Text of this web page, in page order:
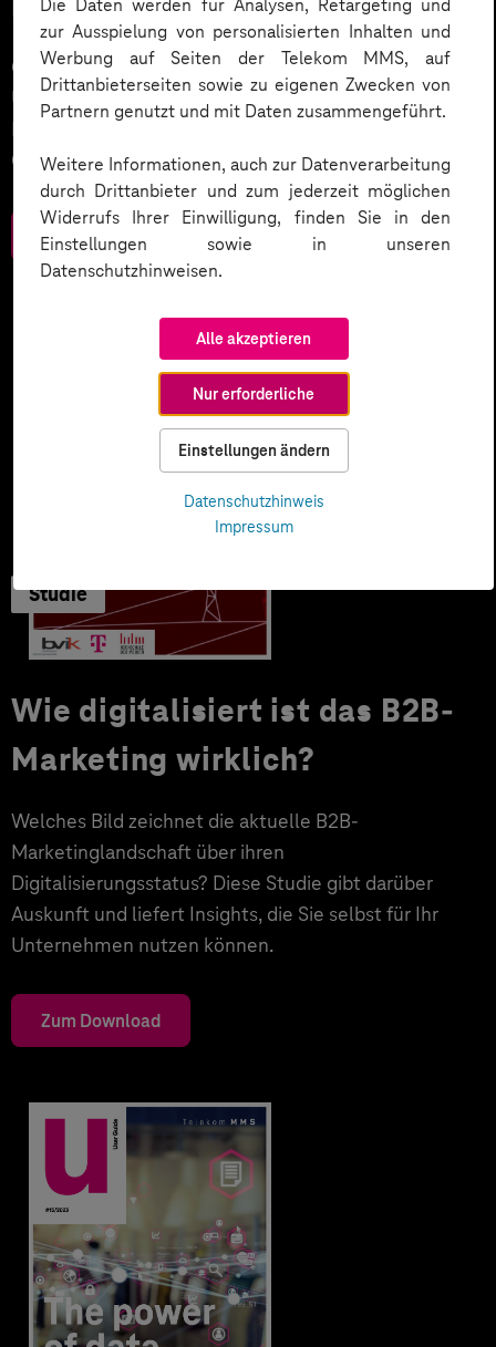
Die Daten werden für Analysen, Retargeting und
zur Ausspielung von personalisierten Inhalten und
Werbung auf Seiten der Telekom MMS, auf
Drittanbieterseiten sowie zu eigenen Zwecken von
Partnern genutzt und mit Daten zusammengeführt.
Weitere Informationen, auch zur Datenverarbeitung
durch Drittanbieter und zum jederzeit möglichen
Widerrufs Ihrer Einwilligung, finden Sie in den
Einstellungen sowie in unseren
Datenschutzhinweisen.
Alle akzeptieren
Nur erforderliche
Einstellungen ändern
Datenschutzhinweis
Impressum
Gelungenes Customer 360-Management erleichtert
Unternehmensprozesse & den Kundenkontakt. Unser
Reifegradmodell identifiziert Ihren
Optimierungsbedarf.
Zum Download
Studie
Wie digitalisiert ist das B2B-
Marketing wirklich?
Welches Bild zeichnet die aktuelle B2B-
Marketinglandschaft über ihren
Digitalisierungsstatus? Diese Studie gibt darüber
Auskunft und liefert Insights, die Sie selbst für Ihr
Unternehmen nutzen können.
Zum Download